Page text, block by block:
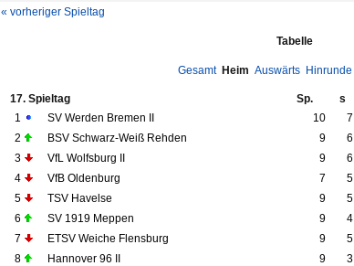
« vorheriger Spieltag
Tabelle
GesamtHeim Auswärts Hinrunde
17. Spieltag Sp. s
1
SV Werden Bremen II 10 7
2
BSV Schwarz-Weiß Rehden 9 6
3
VfL Wolfsburg II 9 6
4
VfB Oldenburg 7 5
5
TSV Havelse 9 5
6
SV 1919 Meppen 9 4
7
ETSV Weiche Flensburg 9 5
8
Hannover 96 II 9 3